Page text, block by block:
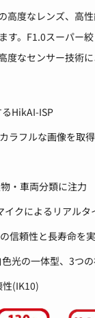
度なレンズ、高
す。F1.0スーパー
度なセンサー技術
HikAI-ISP
ラフルな画像を取得
・車両分類に注力
クによるリアル
信頼性と長寿命を
光の一体型、3つ
(IK10)